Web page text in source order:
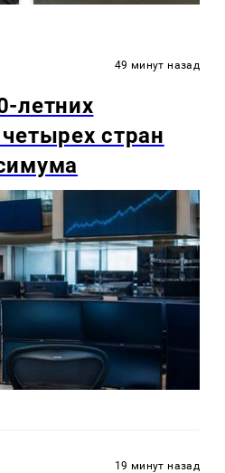
49 минут назад
летних
стран
19 минут назад